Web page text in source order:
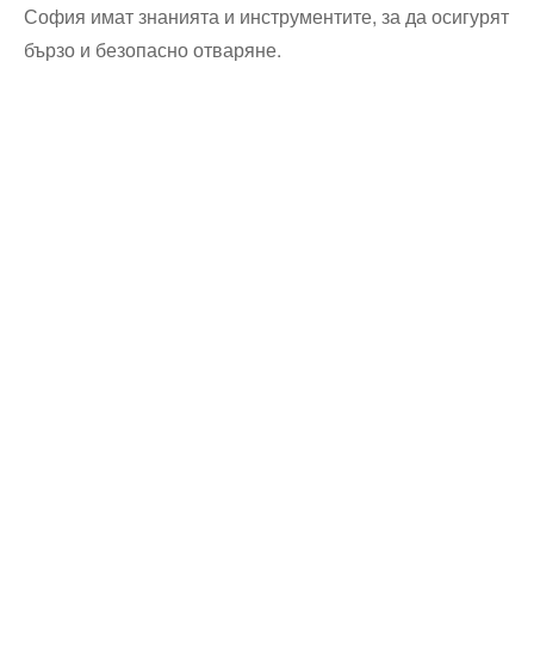
София имат знанията и инструментите, за да осигурят
бързо и безопасно отваряне.